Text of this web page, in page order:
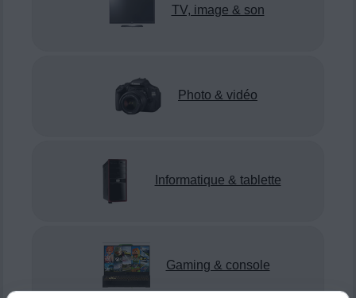
TV, image & son
Photo & vidéo
Informatique & tablette
Gaming & console